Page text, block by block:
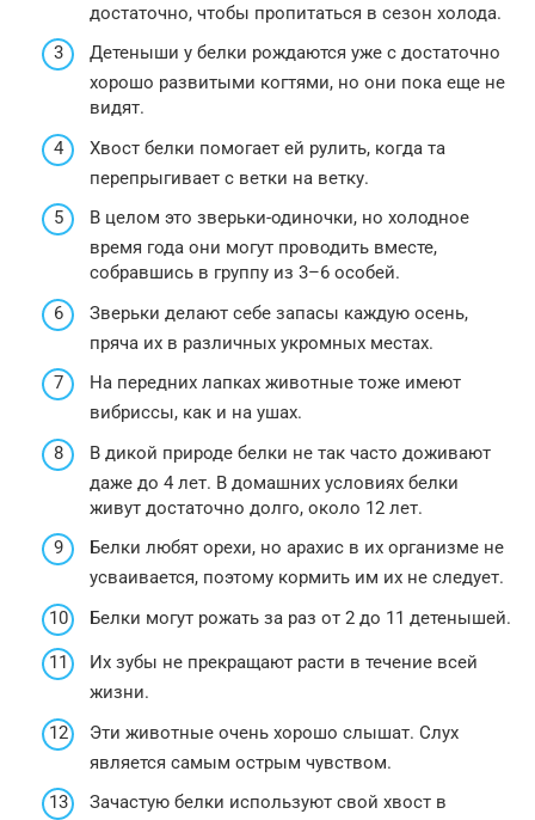
достаточно, чтобы пропитаться в сезон холода.
Детеныши у белки рождаются уже с достаточно
хорошо развитыми когтями, но они пока еще не
видят.
Хвост белки помогает ей рулить, когда та
перепрыгивает с ветки на ветку.
В целом это зверьки-одиночки, но холодное
время года они могут проводить вместе,
собравшись в группу из 3–6 особей.
Зверьки делают себе запасы каждую осень,
пряча их в различных укромных местах.
На передних лапках животные тоже имеют
вибриссы, как и на ушах.
В дикой природе белки не так часто доживают
даже до 4 лет. В домашних условиях белки
живут достаточно долго, около 12 лет.
Белки любят орехи, но арахис в их организме не
усваивается, поэтому кормить им их не следует.
Белки могут рожать за раз от 2 до 11 детенышей.
Их зубы не прекращают расти в течение всей
жизни.
Эти животные очень хорошо слышат. Слух
является самым острым чувством.
Зачастую белки используют свой хвост в